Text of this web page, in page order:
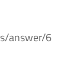
answer/6